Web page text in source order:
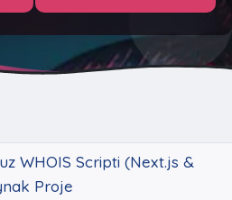
WHOIS Scripti (Next.js &
Proje